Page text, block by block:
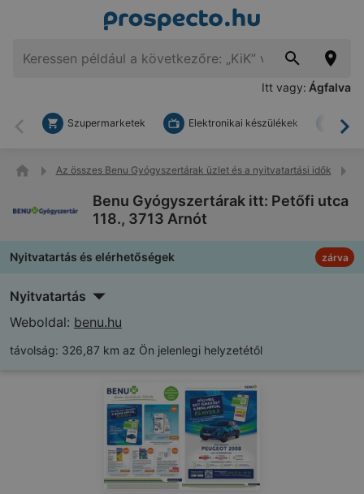
Itt vagy: Ágfalva
Vissza
Szupermarketek Elektronikai készülékek
Az összes Benu Gyógyszertárak üzlet és a nyitvatartási idők
Benu Gyógyszertárak itt: Petőfi utca
118., 3713 Arnót
Nyitvatartás és elérhetőségek zárva
Nyitvatartás
Weboldal: benu.hu
távolság: 326,87 km az Ön jelenlegi helyzetétől